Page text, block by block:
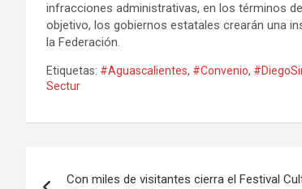
infracciones administrativas, en los términos
objetivo, los gobiernos estatales crearán una
la Federación.
Etiquetas: #Aguascalientes, #Convenio,
Sectur
Con miles de visitantes cierra el Festival